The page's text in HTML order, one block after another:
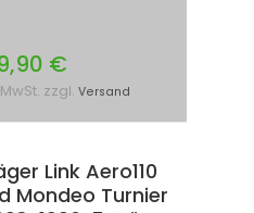
€
zzgl. Versand
Link Aero110
Mondeo Turnier